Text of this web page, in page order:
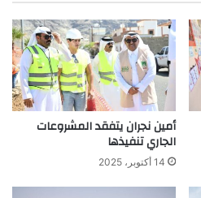
أمين نجران يتفقد المشروعات
الجاري تنفيذها
14 أكتوبر، 2025